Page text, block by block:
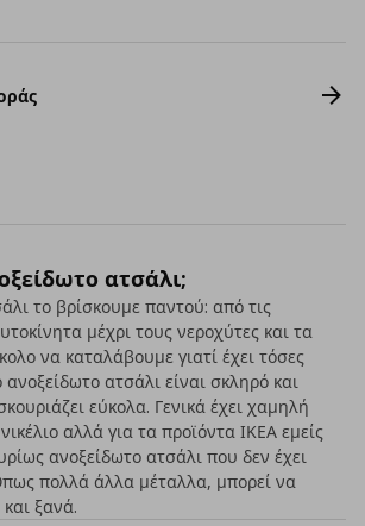
ατσάλι;
το βρίσκουμε παντού: από τις
μέχρι τους νεροχύτες και τα
να καταλάβουμε γιατί έχει τόσες
ατσάλι είναι σκληρό και
εύκολα. Γενικά έχει χαμηλή
αλλά για τα προϊόντα ΙΚΕΑ εμείς
ανοξείδωτο ατσάλι που δεν έχει
πολλά άλλα μέταλλα, μπορεί να
ξανά.